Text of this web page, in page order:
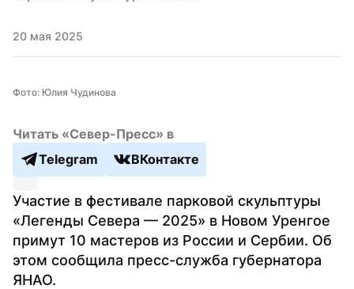
20 мая 2025
Фото: Юлия Чудинова
Читать «Север-Пресс» в
Telegram
ВКонтакте
Участие в фестивале парковой скульптуры
«Легенды Севера — 2025» в Новом Уренгое
примут 10 мастеров из России и Сербии. Об
этом сообщила пресс-служба губернатора
ЯНАО.